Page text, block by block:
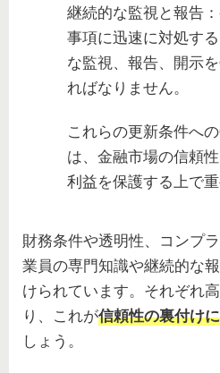
継続的な監視と報告
事項に迅速に対処す
な監視、報告、開示
ればなりません。
これらの更新条件へ
は、金融市場の信頼
利益を保護する上で重
財務条件や透明性、コンプ
業員の専門知識や継続的な
けられています。それぞれ
り、これが信頼性の裏付け
しょう。